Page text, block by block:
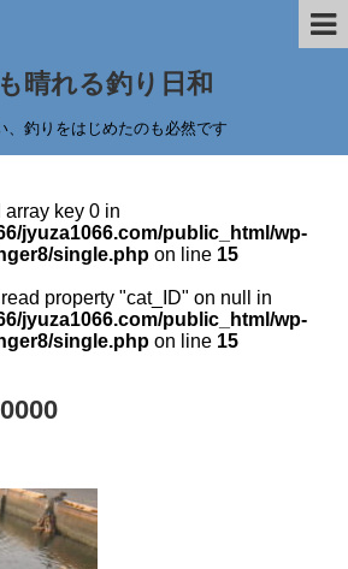
晴れる釣り日和
、釣りをはじめたのも必然です
array key 0 in
jyuza1066.com/public_html/wp-
single.php on line 15
property "cat_ID" on null in
jyuza1066.com/public_html/wp-
single.php on line 15